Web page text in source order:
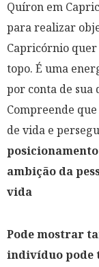
Quíron em
para realizar
Capricórnio quer
topo. É uma
por conta de sua
Compreende
de vida e
ambição da
vida
Pode mostrar
indivíduo pode